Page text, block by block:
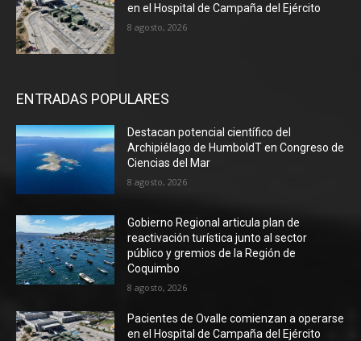
en el Hospital de Campaña del Ejército
8 agosto, 2026
ENTRADAS POPULARES
Destacan potencial científico del
Archipiélago de HumboldT en Congreso de
Ciencias del Mar
8 agosto, 2026
Gobierno Regional articula plan de
reactivación turística junto al sector
público y gremios de la Región de
Coquimbo
8 agosto, 2026
Pacientes de Ovalle comienzan a operarse
en el Hospital de Campaña del Ejército